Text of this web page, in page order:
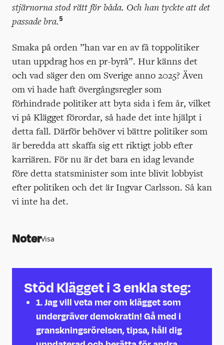
stjärnorna stod rätt för båda. Och han tyckte att det
passade bra.5
Smaka på orden ”han var en av få toppolitiker
utan uppdrag hos en pr-byrå”. Hur känns det
och vad säger den om Sverige anno 2025? Även
om vi hade haft övergångsregler som
förhindrade politiker att byta sida i fem år, vilket
vi på Klägget förordar, så hade det inte hjälpt i
detta fall. Därför behöver vi bättre politiker som
är beredda att skaffa sig ett riktigt jobb efter
karriären. För nu är det bara en idag levande
före detta statsminister som inte blivit lobbyist
efter politiken och det är Ingvar Carlsson. Så kan
vi inte ha det.
NoterVisa
miljo/reinfeldt-varvad-som-lobbyist-
fossilbolag-djupt-omoraliskt ↩︎
https://www.linkedin.com/posts/
reinfeldt-14b3791b9_b%C3%B6rjar-den-
1-juni-som-ny-senior-advisor-
Stöd Klägget i 3 enkla steg:
1.Jag vill veta mer om klägget som
undergräver demokratin! Gå med i
granskningsrörelsen, tipsa, håll dig